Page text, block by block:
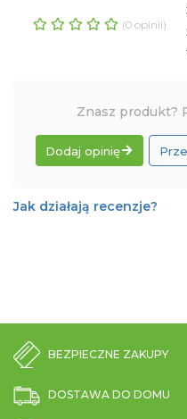
(0 opinii)
Znasz produkt?
Dodaj opinię
Jak działają recenzje?
BEZPIECZNE ZAKUPY
DOSTAWA DO DOMU